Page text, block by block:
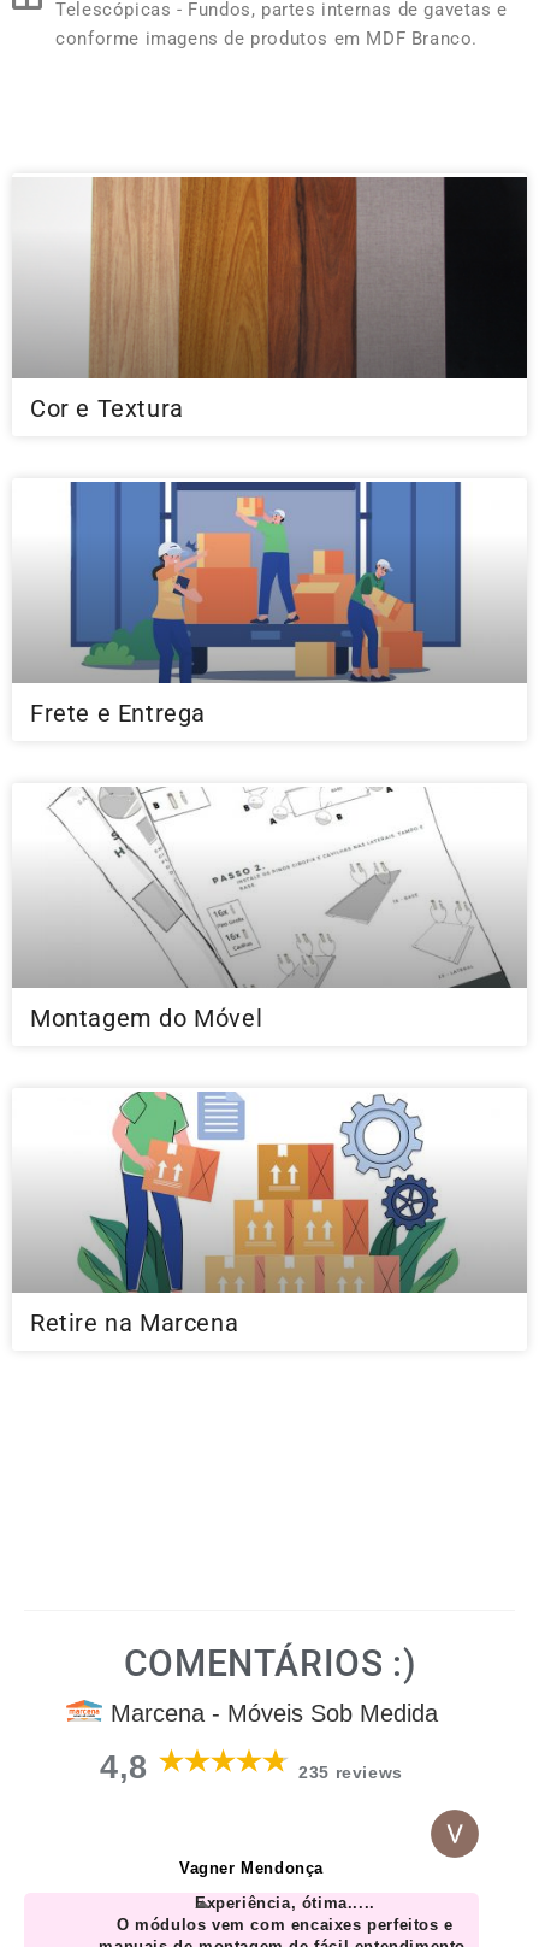
Telescópicas - Fundos, partes internas de gavetas e
conforme imagens de produtos em MDF Branco.
Cor e Textura
Frete e Entrega
Montagem do Móvel
Retire na Marcena
COMENTÁRIOS :)
Marcena - Móveis Sob Medida
4,8 235 reviews
Vagner Mendonça
Experiência, ótima.....
O módulos vem com encaixes perfeitos e